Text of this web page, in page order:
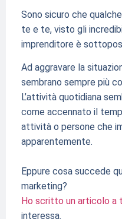
Sono sicuro che
te e te, visto gli
imprenditore è
Ad aggravare la
sembrano sempre più
L’attività quotidiana
come accennato il
attività o persone che
apparentemente.
Eppure cosa succede
marketing?
Ho scritto un articolo a
interessa.